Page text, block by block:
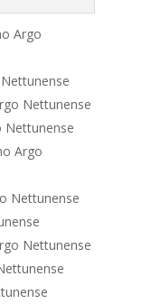
Argo
Nettunense
Nettunense
Argo
Nettunense
Nettunense